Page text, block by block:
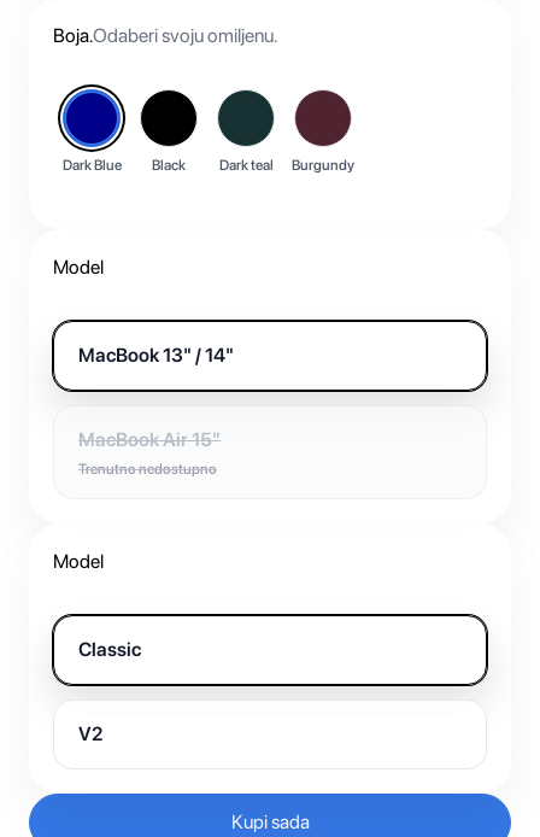
Boja.Odaberi svoju omiljenu.
Dark Blue Black Dark teal Burgundy
Model
MacBook 13" / 14"
MacBook Air 15"
Trenutno nedostupno
Model
Classic
V2
Kupi sada